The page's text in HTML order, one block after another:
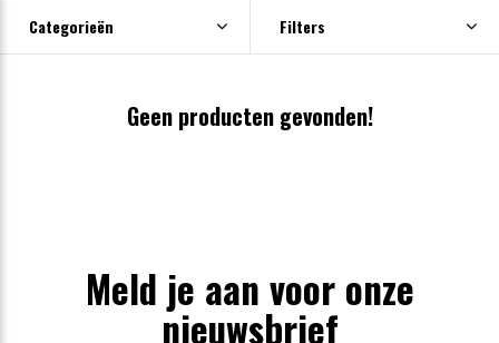
Categorieën Filters
Geen producten gevonden!
Meld je aan voor onze
nieuwsbrief